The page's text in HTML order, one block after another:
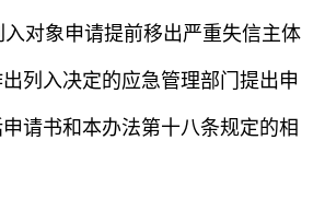
对象申请提前移出严重失信主体
列入决定的应急管理部门提出申
请书和本办法第十八条规定的相